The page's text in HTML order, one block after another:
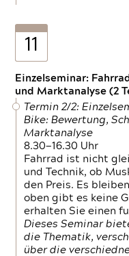
11
Einzelseminar:
und Marktanalyse (2
Termin 2/2:
Bike: Bewertung,
Marktanalyse
8.30—16.30 Uhr
Fahrrad ist nicht
und Technik, ob
den Preis. Es
oben gibt es keine
erhalten Sie einen
Dieses Seminar
die Thematik,
über die